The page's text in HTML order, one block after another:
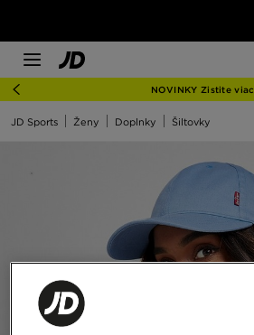
NOVINKY Zistite viac
JD Sports Ženy Doplnky Šiltovky